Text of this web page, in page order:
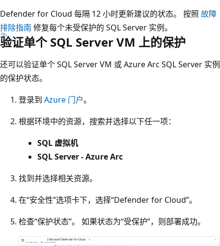
Defender for Cloud 每隔 12 小时更新建议的状态。 按照 故障
排除指南 修复每个未受保护的 SQL Server 实例。
验证单个 SQL Server VM 上的保护
还可以验证单个 SQL Server VM 或 Azure Arc SQL Server 实例
的保护状态。
登录到 Azure 门户。
根据环境中的资源，搜索并选择以下任一项：
SQL 虚拟机
SQL Server - Azure Arc
找到并选择相关资源。
在“安全性”选项卡下，选择“Defender for Cloud”。
检查“保护状态”。 如果状态为“受保护”，则部署成功。